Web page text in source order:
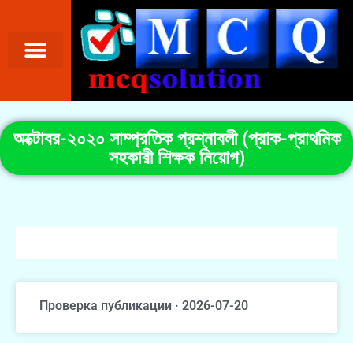
অক্টোবর-২০২০ সাম্প্রতিক প্রশ্নাবলী (প্রাক-প্রাথমিক
সহকারী শিক্ষক নিয়োগ)
Проверка публикации · 2026-07-20